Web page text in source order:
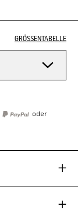
GRÖSSENTABELLE
oder